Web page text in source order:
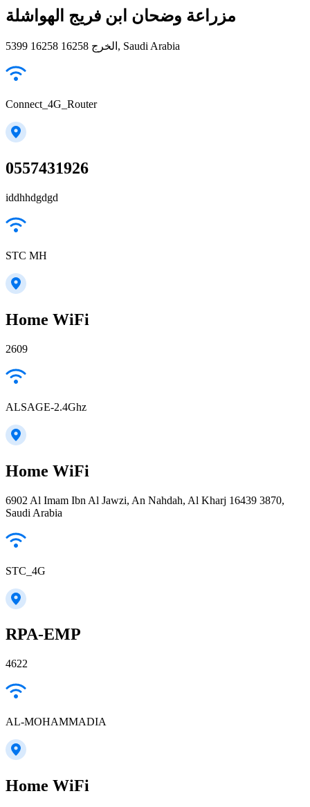
مزراعة وضحان ابن فريج الهواشلة
5399 الخرج 16258 16258, Saudi Arabia
Connect_4G_Router
0557431926
iddhhdgdgd
STC MH
Home WiFi
2609
ALSAGE-2.4Ghz
Home WiFi
6902 Al Imam Ibn Al Jawzi, An Nahdah, Al Kharj 16439 3870,
Saudi Arabia
STC_4G
RPA-EMP
4622
AL-MOHAMMADIA
Home WiFi